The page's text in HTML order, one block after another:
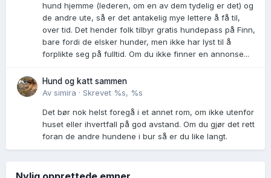
hund hjemme (lederen, om en av dem tydelig er det) og
de andre ute, så er det antakelig mye lettere å få til,
over tid. Det hender folk tilbyr gratis hundepass på Finn,
bare fordi de elsker hunder, men ikke har lyst til å
forplikte seg på fulltid. Om du ikke finner en annonse...
Hund og katt sammen
Av simira · Skrevet %s, %s
Det bør nok helst foregå i et annet rom, om ikke utenfor
huset eller ihvertfall på god avstand. Om du gjør det rett
foran de andre hundene i bur så er du like langt.